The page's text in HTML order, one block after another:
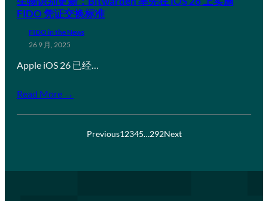
FIDO 凭证交换标准
FIDO in the News
26 9 月, 2025
Apple iOS 26 已经…
Read More →
Previous12345…292Next